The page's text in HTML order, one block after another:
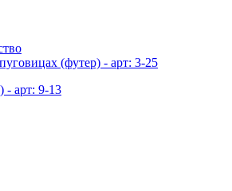
(футер) - арт: 3-25